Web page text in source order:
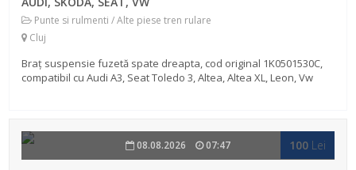
Punte si rulmenti / Alte piese tren rulare
Cluj
Braț suspensie fuzetă spate dreapta, cod original 1K0501530C,
compatibil cu Audi A3, Seat Toledo 3, Altea, Altea XL, Leon, Vw
100 Lei
08.08.2026 07:47